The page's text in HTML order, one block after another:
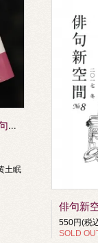
黄土眠兎 著 御意（第一句集）
土眠
俳句新
550円(税
SOLD